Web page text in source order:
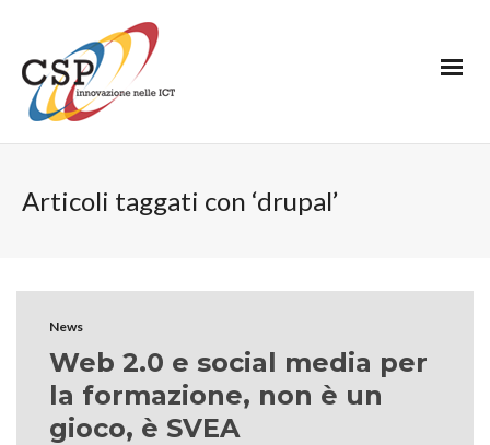
Articoli taggati con ‘drupal’
News
Web 2.0 e social media per
la formazione, non è un
gioco, è SVEA